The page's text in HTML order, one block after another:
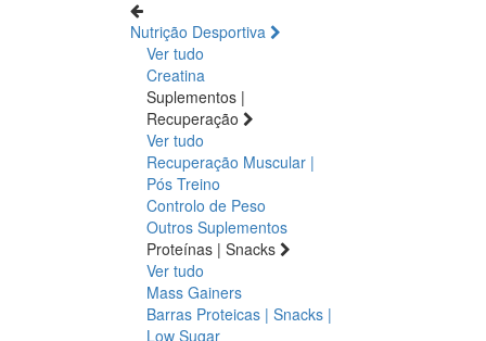
Nutrição Desportiva
Ver tudo
Creatina
Suplementos |
Recuperação
Ver tudo
Recuperação Muscular |
Pós Treino
Controlo de Peso
Outros Suplementos
Proteínas | Snacks
Ver tudo
Mass Gainers
Barras Proteicas | Snacks |
Low Sugar